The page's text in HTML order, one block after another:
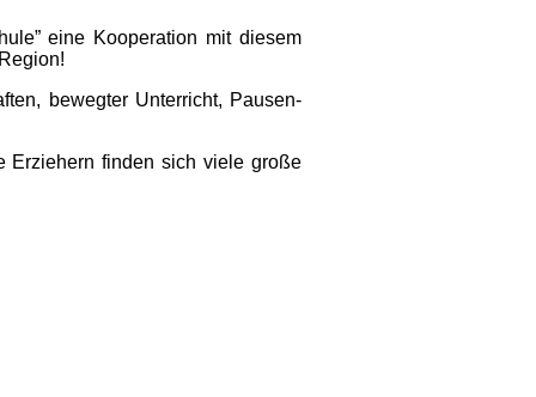
eine Kooperation mit diesem
bewegter Unterricht, Pausen-
Erziehern finden sich viele große